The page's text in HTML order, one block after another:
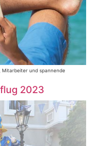
Mitarbeiter und spannende
2023